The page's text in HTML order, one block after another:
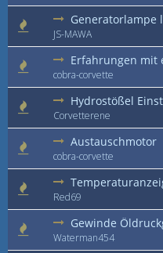
Generatorlampe
JS-MAWA
Erfahrungen mit
cobra-corvette
Hydrostößel
Corvetterene
Austauschmotor
cobra-corvette
Red69
Gewinde
Waterman454